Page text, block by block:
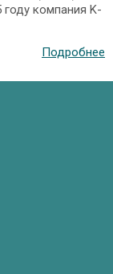
компания K-
Подробнее